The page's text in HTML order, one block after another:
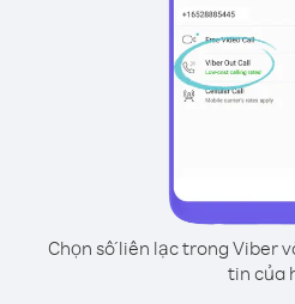
Chọn số liên lạc trong Viber
tin của